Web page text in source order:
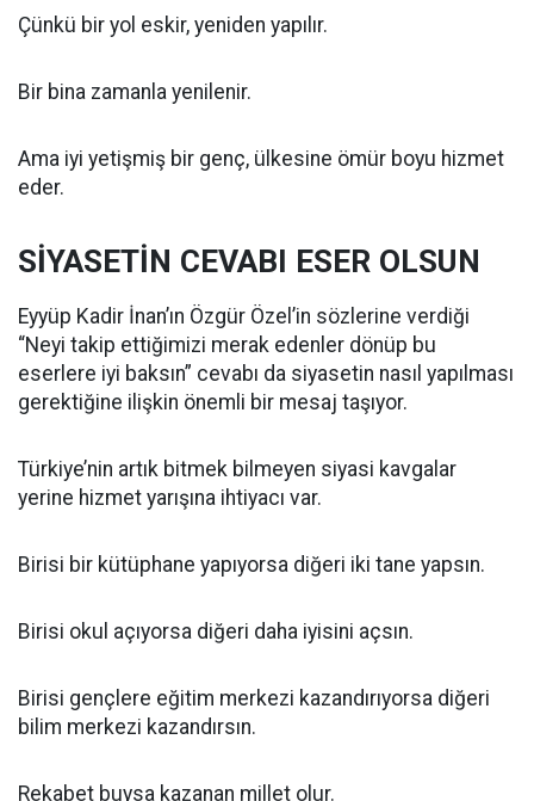
Çünkü bir yol eskir, yeniden yapılır.
Bir bina zamanla yenilenir.
Ama iyi yetişmiş bir genç, ülkesine ömür boyu hizmet
eder.
SİYASETİN CEVABI ESER OLSUN
Eyyüp Kadir İnan’ın Özgür Özel’in sözlerine verdiği
“Neyi takip ettiğimizi merak edenler dönüp bu
eserlere iyi baksın” cevabı da siyasetin nasıl yapılması
gerektiğine ilişkin önemli bir mesaj taşıyor.
Türkiye’nin artık bitmek bilmeyen siyasi kavgalar
yerine hizmet yarışına ihtiyacı var.
Birisi bir kütüphane yapıyorsa diğeri iki tane yapsın.
Birisi okul açıyorsa diğeri daha iyisini açsın.
Birisi gençlere eğitim merkezi kazandırıyorsa diğeri
bilim merkezi kazandırsın.
Rekabet buysa kazanan millet olur.